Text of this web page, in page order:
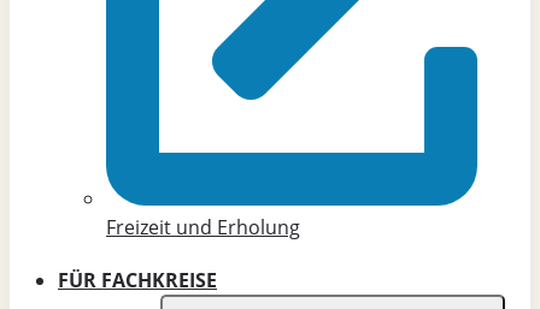
Freizeit und Erholung
FÜR FACHKREISE